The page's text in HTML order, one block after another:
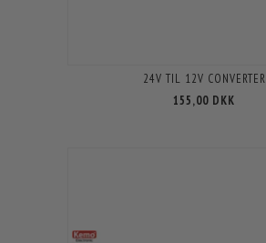
24V TIL 12V CONVERTER
155,00 DKK